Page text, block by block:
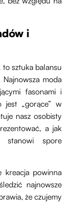
i
sztuka balansu
moda
fasonami i
jest „gorące” w
nasz osobisty
a jak
stanowi spore
kreacja powinna
najnowsze
że czujemy